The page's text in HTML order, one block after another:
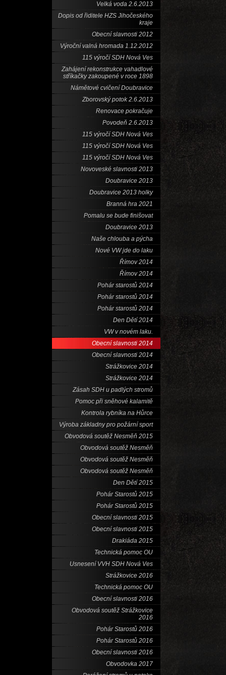
Velká voda 2.6.2013
Dopis od řiditele HZS Jihočeského
kraje
Obecní slavnosti 2012
Výroční valná hromada 1.12.2012
115 výročí SDH Nová Ves
Zahájení rekonstrukce vahadlové
stříkačky zakoupené v roce 1898
Námětové cvičení Doubravice
Zborovský potok 2.6.2013
Renovace pokračuje
Povodeň 2.6.2013
115 výročí SDH Nová Ves
115 výročí SDH Nová Ves
115 výročí SDH Nová Ves
Novoveské slavnosti 2013
Doubravice 2013
Doubravice 2013 holky
Branná hra 2021
Pomalu se bude finišovat
Doubravice 2013
Naše chlouba a pýcha
Nové VW jde do laku
Římov 2014
Římov 2014
Pohár starostů 2014
Pohár starostů 2014
Pohár starostů 2014
Den Dětí 2014
VW v novém laku.
Obecní slavnosti 2014
Obecní slavnosti 2014
Strážkovice 2014
Strážkovice 2014
Zásah SDH u padlých stromů
Pomoc při sněhové kalamitě
Kontrola rybníka na Hůrce
Výroba základny pro požární sport
Obvodová soutěž Nesměň 2015
Obvodová soutěž Nesměň
Obvodová soutěž Nesměň
Obvodová soutěž Nesměň
Den Dětí 2015
Pohár Starostů 2015
Pohár Starostů 2015
Obecní slavnosti 2015
Obecní slavnosti 2015
Drakiáda 2015
Technická pomoc OU
Usnesení VVH SDH Nová Ves
Strážkovice 2016
Technická pomoc OU
Obecní slavnosti 2016
Obvodová soutěž Strážkovice
2016
Pohár Starostů 2016
Pohár Starostů 2016
Obecní slavnosti 2016
Obvodovka 2017